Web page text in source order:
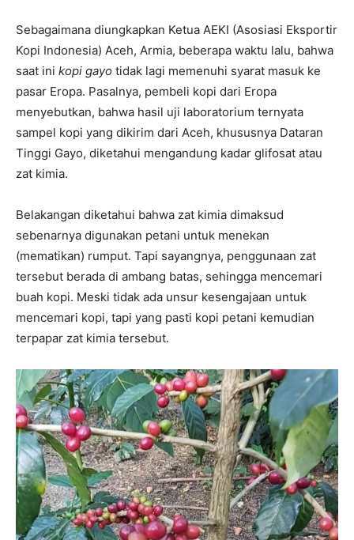
Sebagaimana diungkapkan Ketua AEKI (Asosiasi Eksportir
Kopi Indonesia) Aceh, Armia, beberapa waktu lalu, bahwa
saat ini kopi gayo tidak lagi memenuhi syarat masuk ke
pasar Eropa. Pasalnya, pembeli kopi dari Eropa
menyebutkan, bahwa hasil uji laboratorium ternyata
sampel kopi yang dikirim dari Aceh, khususnya Dataran
Tinggi Gayo, diketahui mengandung kadar glifosat atau
zat kimia.
Belakangan diketahui bahwa zat kimia dimaksud
sebenarnya digunakan petani untuk menekan
(mematikan) rumput. Tapi sayangnya, penggunaan zat
tersebut berada di ambang batas, sehingga mencemari
buah kopi. Meski tidak ada unsur kesengajaan untuk
mencemari kopi, tapi yang pasti kopi petani kemudian
terpapar zat kimia tersebut.